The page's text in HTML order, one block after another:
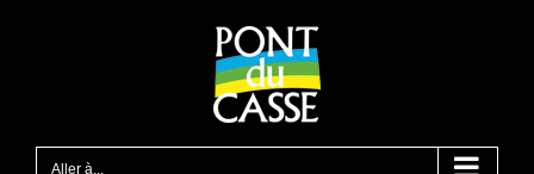
Aller à...